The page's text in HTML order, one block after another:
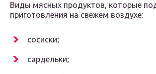
Виды мясных продуктов, которые
приготовления на свежем воздухе:
сосиски;
сардельки;